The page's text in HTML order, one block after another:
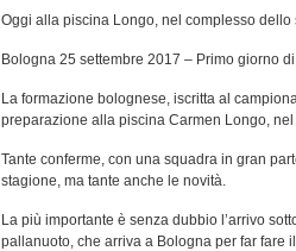
Oggi alla piscina Longo, nel complesso
Bologna 25 settembre 2017 – Primo giorno
La formazione bolognese, iscritta al
preparazione alla piscina Carmen Longo,
Tante conferme, con una squadra in gran
stagione, ma tante anche le novità.
La più importante è senza dubbio l’arrivo
pallanuoto, che arriva a Bologna per far fare